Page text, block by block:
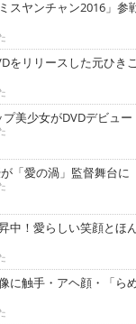
リリースした元ひきこ
美少女がDVDデビュー
「愛の渦」監督舞台に
！愛らしい笑顔とほん
触手・アヘ顔・「ら
っさげイメージデビュ